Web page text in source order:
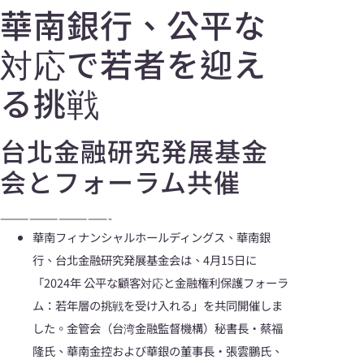
華南銀行、公平な
対応で若者を迎え
る挑戦
台北金融研究発展基金
会とフォーラム共催
———————————-
華南フィナンシャルホールディングス、華南銀
行、台北金融研究発展基金会は、4月15日に
「2024年 公平な顧客対応と金融権利保護フォーラ
ム：若年層の挑戦を受け入れる」を共同開催しま
した。金管会（台湾金融監督機構）秘書長・蔡福
隆氏、華南金控および華銀の董事長・張雲鵬氏、